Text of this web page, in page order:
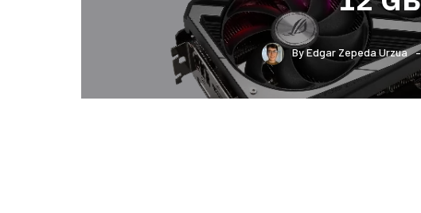
ByEdgar Zepeda Urzua